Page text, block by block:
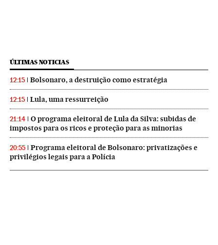
ÚLTIMAS NOTICIAS
12:15 Bolsonaro, a destruição como estratégia
12:15 Lula, uma ressurreição
21:14
O programa eleitoral de Lula da Silva: subidas de
impostos para os ricos e proteção para as minorias
20:55
Programa eleitoral de Bolsonaro: privatizações e
privilégios legais para a Polícia